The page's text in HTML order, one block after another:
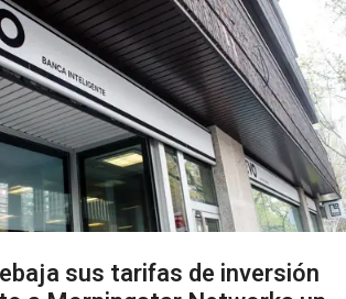
sus tarifas de inversión